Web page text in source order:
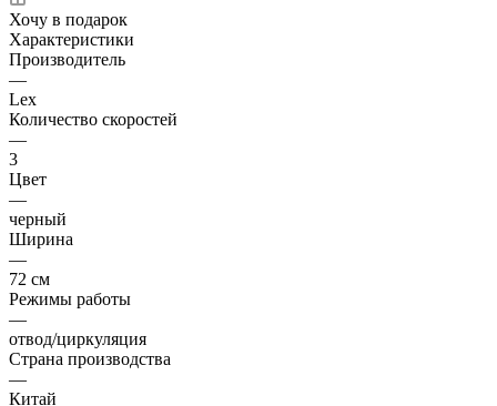
Хочу в подарок
Характеристики
Производитель
—
Lex
Количество скоростей
—
3
Цвет
—
черный
Ширина
—
72 см
Режимы работы
—
отвод/циркуляция
Страна производства
—
Китай